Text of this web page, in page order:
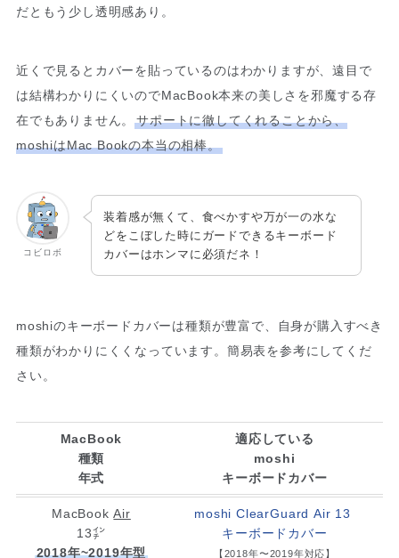
だともう少し透明感あり。
近くで見るとカバーを貼っているのはわかりますが、遠目で
は結構わかりにくいのでMacBook本来の美しさを邪魔する存
在でもありません。サポートに徹してくれることから、
moshiはMac Bookの本当の相棒。
コビロボ
装着感が無くて、食べかすや万が一の水な
どをこぼした時にガードできるキーボード
カバーはホンマに必須だネ！
moshiのキーボードカバーは種類が豊富で、自身が購入すべき
種類がわかりにくくなっています。簡易表を参考にしてくだ
さい。
MacBook
種類
年式
適応している
moshi
キーボードカバー
MacBookAir
13㌅
2018年~2019年型
moshi ClearGuard Air 13
キーボードカバー
【2018年〜2019年対応】